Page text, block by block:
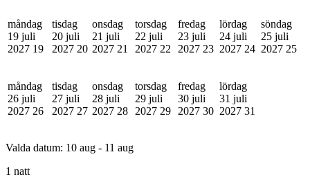
måndag
19 juli
2027 19
tisdag
20 juli
2027 20
onsdag
21 juli
2027 21
torsdag
22 juli
2027 22
fredag
23 juli
2027 23
lördag
24 juli
2027 24
söndag
25 juli
2027 25
måndag
26 juli
2027 26
tisdag
27 juli
2027 27
onsdag
28 juli
2027 28
torsdag
29 juli
2027 29
fredag
30 juli
2027 30
lördag
31 juli
2027 31
Valda datum: 10 aug - 11 aug
1 natt